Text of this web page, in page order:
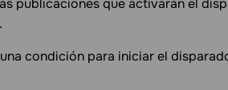
publicaciones que activarán el
condición para iniciar el